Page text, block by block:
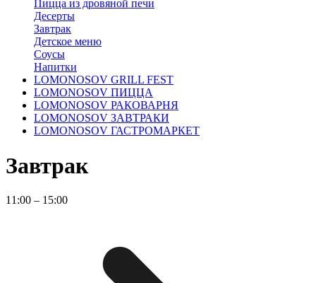
Пицца из дровяной печи
Десерты
Завтрак
Детское меню
Соусы
Напитки
LOMONOSOV GRILL FEST
LOMONOSOV ПИЦЦА
LOMONOSOV РАКОВАРНЯ
LOMONOSOV ЗАВТРАКИ
LOMONOSOV ГАСТРОМАРКЕТ
Завтрак
11:00 – 15:00